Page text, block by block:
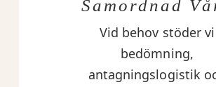
Samordnad
Vid behov stöder vi
bedömning,
antagningslogistik